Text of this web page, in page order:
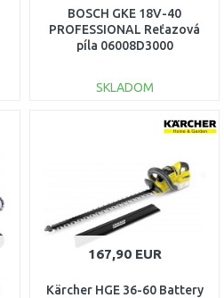
BOSCH GKE 18V-40
PROFESSIONAL Reťazová
píla 06008D3000
SKLADOM
DO KOŠÍKA
167,90 EUR
Kärcher HGE 36-60 Battery